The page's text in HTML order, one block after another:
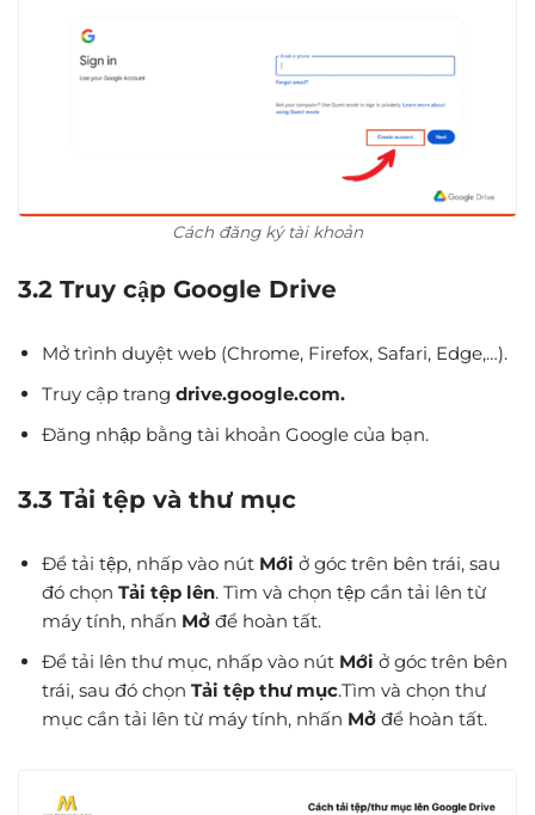
Cách đăng ký tài khoản
3.2 Truy cập Google Drive
Mở trình duyệt web (Chrome, Firefox, Safari, Edge,…).
Truy cập trang drive.google.com.
Đăng nhập bằng tài khoản Google của bạn.
3.3 Tải tệp và thư mục
Để tải tệp, nhấp vào nút Mới ở góc trên bên trái, sau
đó chọn Tải tệp lên. Tìm và chọn tệp cần tải lên từ
máy tính, nhấn Mở để hoàn tất.
Để tải lên thư mục, nhấp vào nút Mới ở góc trên bên
trái, sau đó chọn Tải tệp thư mục.Tìm và chọn thư
mục cần tải lên từ máy tính, nhấn Mở để hoàn tất.